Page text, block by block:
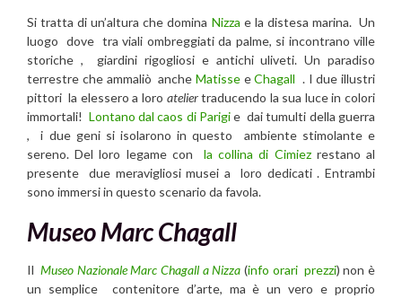
Si tratta di un’altura che domina Nizza e la distesa marina. Un
luogo dove tra viali ombreggiati da palme, si incontrano ville
storiche , giardini rigogliosi e antichi uliveti. Un paradiso
terrestre che ammaliò anche MatisseeChagall . I due illustri
pittori la elessero a loro ateliertraducendo la sua luce in colori
immortali! Lontano dal caos di Parigie dai tumulti della guerra
, i due geni si isolarono in questo ambiente stimolante e
sereno. Del loro legame conla collina di Cimiezrestano al
presente due meravigliosi musei a loro dedicati . Entrambi
sono immersi in questo scenario da favola.
Museo Marc Chagall
IlMuseo Nazionale Marc Chagall a Nizza (info orari prezzi) non è
un semplice contenitore d’arte, ma è un vero e proprio